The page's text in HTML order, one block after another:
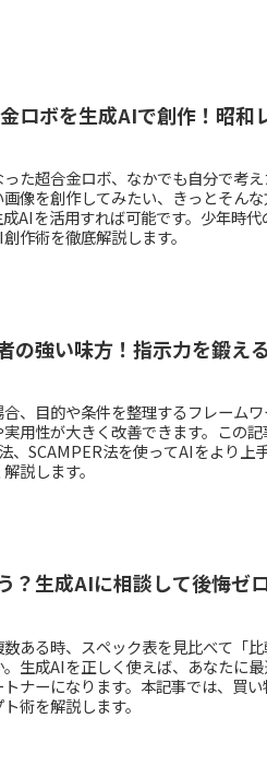
ロボを生成AIで創作！昭和
た超合金ロボ、なかでも自分で考
像を創作してみたい、きっとそん
AIを活用すれば可能です。少年時代
作術を徹底解説します。
の強い味方！指示力を鍛え
、目的や条件を整理するフレーム
用性が大きく改善できます。この記
、SCAMPER法を使ってAIをより上
説します。
？生成AIに相談して後悔ゼ
ある時、スペック表を見比べて「
。生成AIを正しく使えば、あなたに
ナーになります。本記事では、買
術を解説します。